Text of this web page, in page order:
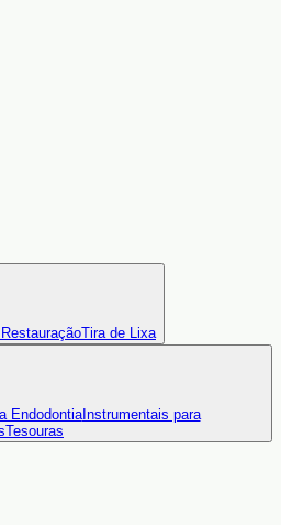
RestauraçãoTira de Lixa
EndodontiaInstrumentais para
Tesouras